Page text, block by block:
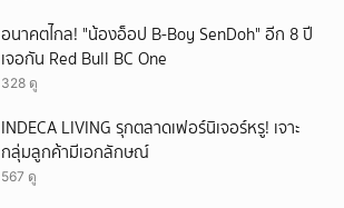
อนาคตไกล! "น้องอ็อป B-Boy SenDoh" อีก 8 ปี
เจอกัน Red Bull BC One
328 ดู
INDECA LIVING รุกตลาดเฟอร์นิเจอร์หรู! เจาะ
กลุ่มลูกค้ามีเอกลักษณ์
567 ดู